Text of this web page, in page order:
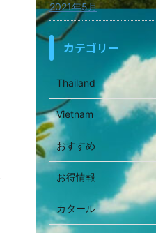
2021年5月
カテゴリー
Thailand
Vietnam
おすすめ
お得情報
カタール